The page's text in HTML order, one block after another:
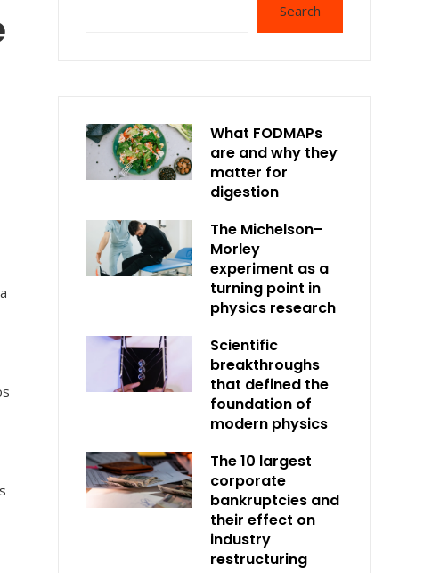
Search
What FODMAPs
are and why they
matter for
digestion
The Michelson–
Morley
experiment as a
turning point in
physics research
Scientific
breakthroughs
that defined the
foundation of
modern physics
The 10 largest
corporate
bankruptcies and
their effect on
industry
restructuring